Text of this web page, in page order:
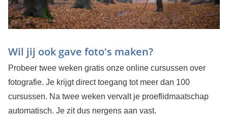
Wil jij ook gave foto's maken?
Probeer twee weken gratis onze online cursussen over
fotografie. Je krijgt direct toegang tot meer dan 100
cursussen. Na twee weken vervalt je proeflidmaatschap
automatisch. Je zit dus nergens aan vast.